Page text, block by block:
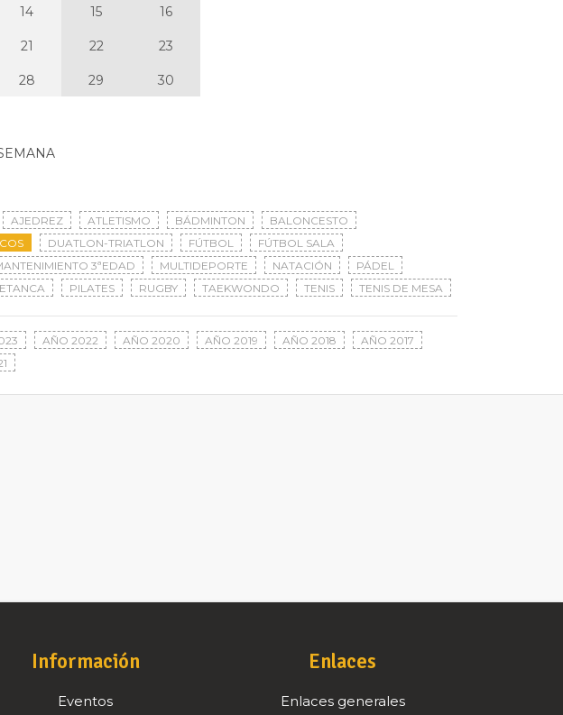
14 15 16
21 22 23
28 29 30
AJEDREZ ATLETISMO BÁDMINTON
BALONCESTO
DUATLON-TRIATLON FÚTBOL
FÚTBOL SALA
3ªEDAD MULTIDEPORTE NATACIÓN
PÁDEL
PILATES RUGBY TAEKWONDO TENIS TENIS DE MESA
AÑO 2022 AÑO 2020 AÑO 2019 AÑO 2018
AÑO 2017
Información
Eventos
Enlaces
Enlaces generales